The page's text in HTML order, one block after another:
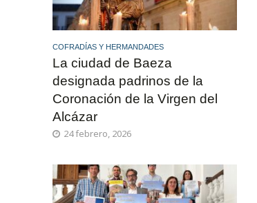
COFRADÍAS Y HERMANDADES
La ciudad de Baeza
designada padrinos de la
Coronación de la Virgen del
Alcázar
24 febrero, 2026